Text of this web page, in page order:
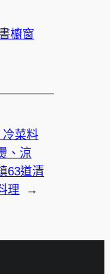
櫥窗
冷菜料
、涼
63道清
理
→